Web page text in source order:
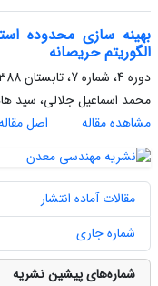
بهینه سازی محدوده
الگوریتم حریصانه
دوره 4، شماره 7، تابستان 1388، صفحه
محمد اسماعیل جلالی، سید
مشاهده مقاله
اصل
مقالات آماده انتشار
شماره جاری
شماره‌های پیشین نشریه